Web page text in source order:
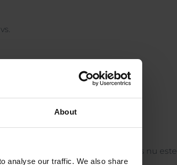
About
analyse our traffic. We also share
instalare, acest program antivirus nu este